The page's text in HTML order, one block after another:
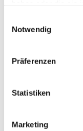
Notwendig
Präferenzen
Statistiken
Marketing
• Nachdem die
2014-2023: rd.